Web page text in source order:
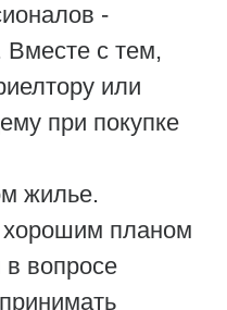
-
с тем,
или
при покупке
жилье.
планом
в вопросе